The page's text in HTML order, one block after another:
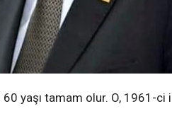
yaşı tamam olur. O, 1961-ci il